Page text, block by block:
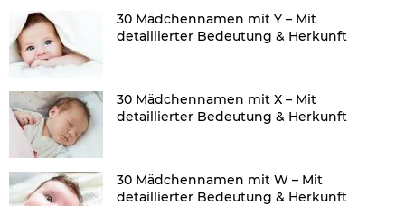
30 Mädchennamen mit Y – Mit
detaillierter Bedeutung & Herkunft
30 Mädchennamen mit X – Mit
detaillierter Bedeutung & Herkunft
30 Mädchennamen mit W – Mit
detaillierter Bedeutung & Herkunft